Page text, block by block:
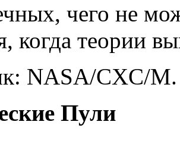
чего не
когда теории
NASA/CXC/M.
Пули